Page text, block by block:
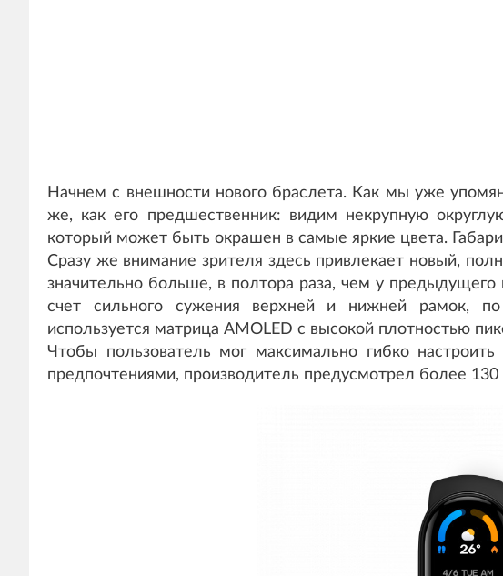
Начнем с внешности нового браслета. Как мы уже
же, как его предшественник: видим некрупную
который может быть окрашен в самые яркие цвета.
Сразу же внимание зрителя здесь привлекает новый,
значительно больше, в полтора раза, чем у предыдущего
счет сильного сужения верхней и нижней рамок,
используется матрица AMOLED с высокой плотностью
Чтобы пользователь мог максимально гибко
предпочтениями, производитель предусмотрел более